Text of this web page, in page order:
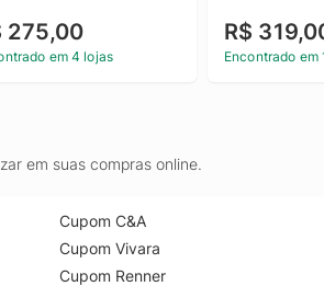
275,00
em 4 lojas
R$
Encontrado em
em suas compras online.
Cupom C&A
Cupom Vivara
Cupom Renner